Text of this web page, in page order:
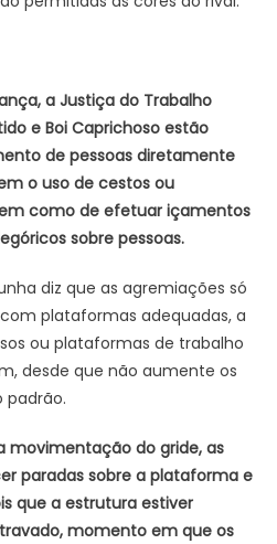
a Justiça do Trabalho
e Boi Caprichoso estão
de pessoas diretamente
o uso de cestos ou
como de efetuar içamentos
sobre pessoas.
diz que as agremiações só
plataformas adequadas, a
ou plataformas de trabalho
desde que não aumente os
padrão.
movimentação do gride, as
paradas sobre a plataforma e
que a estrutura estiver
momento em que os